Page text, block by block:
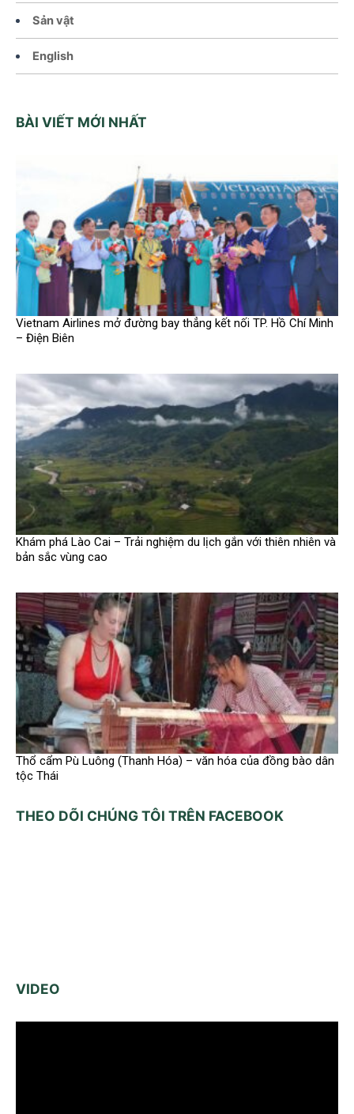
Sản vật
English
BÀI VIẾT MỚI NHẤT
Vietnam Airlines mở đường bay thẳng kết nối TP. Hồ Chí Minh
– Điện Biên
Khám phá Lào Cai – Trải nghiệm du lịch gắn với thiên nhiên và
bản sắc vùng cao
Thổ cẩm Pù Luông (Thanh Hóa) – văn hóa của đồng bào dân
tộc Thái
THEO DÕI CHÚNG TÔI TRÊN FACEBOOK
VIDEO